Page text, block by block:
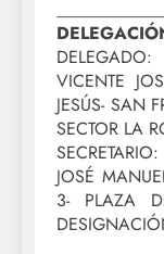
DELEGADO:
VICENTE
JESÚS- SAN
SECTOR LA
SECRETARIO:
JOSÉ
3- PLAZA